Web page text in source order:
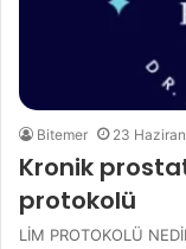
Bitemer 23
Kronik
protokolü
LİM PROTOKOLÜ